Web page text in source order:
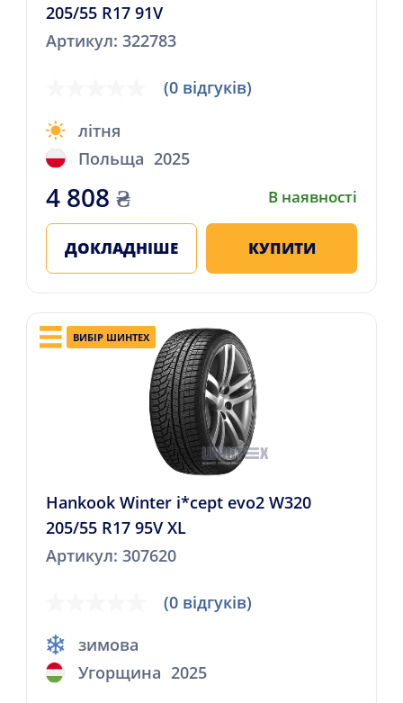
205/55 R17 91V
Артикул: 322783
(0 відгуків)
літня
Польща 2025
4 808 ₴ В наявності
ДОКЛАДНІШЕ КУПИТИ
ВИБІР ШИНТЕХ
Hankook Winter i*cept evo2 W320
205/55 R17 95V XL
Артикул: 307620
(0 відгуків)
зимова
Угорщина 2025